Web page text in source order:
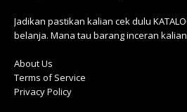
Jadikan pastikan kalian cek dulu
belanja. Mana tau barang inceran
About Us
Terms of Service
Privacy Policy